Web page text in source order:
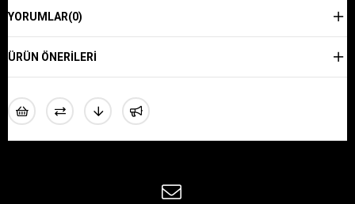
YORUMLAR(0)
ÜRÜN ÖNERILERI